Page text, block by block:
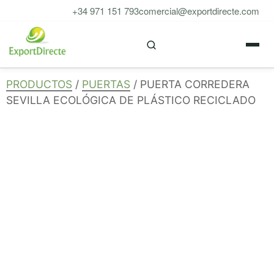
contenido
+34 971 151 793comercial@exportdirecte.com
PRODUCTOS / PUERTAS / PUERTA CORREDERA
SEVILLA ECOLÓGICA DE PLÁSTICO RECICLADO